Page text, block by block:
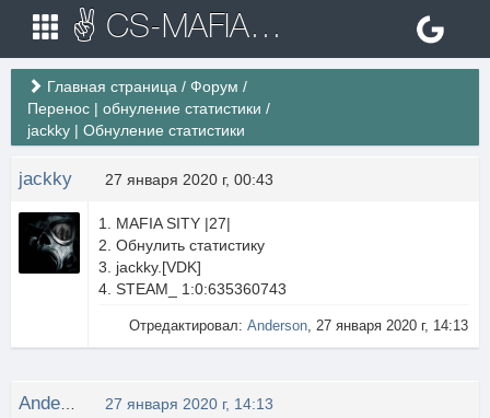
✌ CS-MAFIA.RU ✌ Игровые сервера Counter Strike 1.6
Главная страница / Форум /
Перенос | обнуление статистики /
jackky | Обнуление статистики
jackky 27 января 2020 г, 00:43
MAFIA SITY |27|
Обнулить статистику
jackky.[VDK]
STEAM_ 1:0:635360743
Отредактировал: Anderson, 27 января 2020 г, 14:13
27 января 2020 г, 14:13